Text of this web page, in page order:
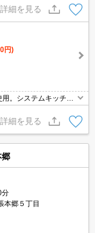
詳細を見る
円)
。システムキッチ
ーネット接続料無
ーホン付き。当社オス
詳細を見る
分
本郷５丁目